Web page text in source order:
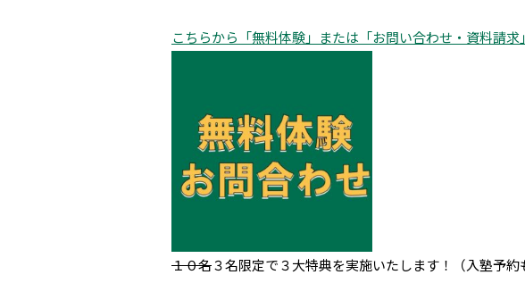
こちらから「無料体験」または「お問い合わせ・資料請求」
１０名３名限定で３大特典を実施いたします！（入塾予約